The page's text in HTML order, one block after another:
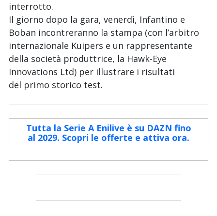
interrotto.
Il giorno dopo la gara, venerdì, Infantino e
Boban incontreranno la stampa (con l’arbitro
internazionale Kuipers e un rappresentante
della società produttrice, la Hawk-Eye
Innovations Ltd) per illustrare i risultati
del primo storico test.
Tutta la Serie A Enilive è su DAZN fino
al 2029. Scopri le offerte e attiva ora.